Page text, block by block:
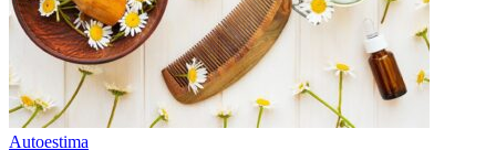
Autoestima